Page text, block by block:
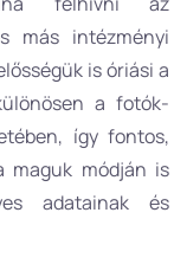
más intézményi
is óriási a
a fotók-
így fontos,
maguk módján is
adatainak és